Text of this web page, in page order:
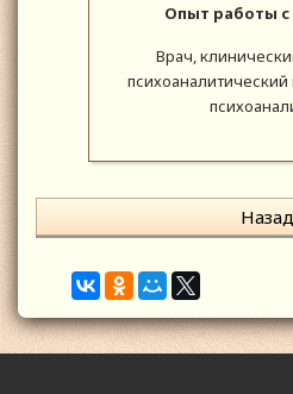
Опыт работы с
Врач,
психоаналитический
Назад